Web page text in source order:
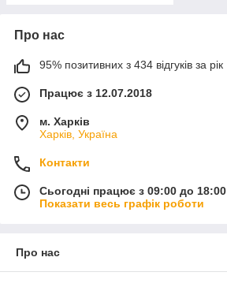
Про нас
95% позитивних з 434 відгуків за рік
Працює з 12.07.2018
м. Харків
Харків, Україна
Контакти
Сьогодні працює з 09:00 до 18:00
Показати весь графік роботи
Про нас